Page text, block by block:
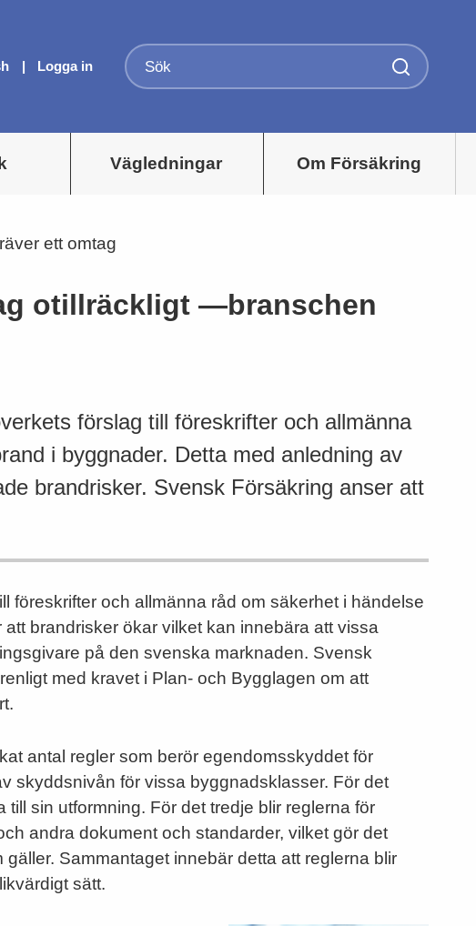
Logga in
Vägledningar Om Försäkring
ett omtag
otillräckligt —branschen
förslag till föreskrifter och allmänna
i byggnader. Detta med anledning av
brandrisker. Svensk Försäkring anser att
föreskrifter och allmänna råd om säkerhet i händelse
brandrisker ökar vilket kan innebära att vissa
på den svenska marknaden. Svensk
med kravet i Plan- och Bygglagen om att
antal regler som berör egendomsskyddet för
skyddsnivån för vissa byggnadsklasser. För det
sin utformning. För det tredje blir reglerna för
andra dokument och standarder, vilket gör det
Sammantaget innebär detta att reglerna blir
sätt.